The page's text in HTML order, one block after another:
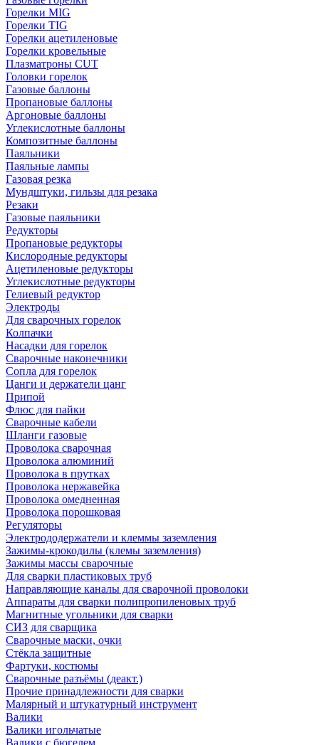
Горелки MIG
Горелки TIG
Горелки ацетиленовые
Горелки кровельные
Плазматроны CUT
Головки горелок
Газовые баллоны
Пропановые баллоны
Аргоновые баллоны
Углекислотные баллоны
Композитные баллоны
Паяльники
Паяльные лампы
Газовая резка
Мундштуки, гильзы для резака
Резаки
Газовые паяльники
Редукторы
Пропановые редукторы
Кислородные редукторы
Ацетиленовые редукторы
Углекислотные редукторы
Гелиевый редуктор
Электроды
Для сварочных горелок
Колпачки
Насадки для горелок
Сварочные наконечники
Сопла для горелок
Цанги и держатели цанг
Припой
Флюс для пайки
Сварочные кабели
Шланги газовые
Проволока сварочная
Проволока алюминий
Проволока в прутках
Проволока нержавейка
Проволока омедненная
Проволока порошковая
Регуляторы
Электрододержатели и клеммы заземления
Зажимы-крокодилы (клемы заземления)
Зажимы массы сварочные
Для сварки пластиковых труб
Направляющие каналы для сварочной проволоки
Аппараты для сварки полипропиленовых труб
Магнитные угольники для сварки
СИЗ для сварщика
Сварочные маски, очки
Стёкла защитные
Фартуки, костюмы
Сварочные разъёмы (деакт.)
Прочие принадлежности для сварки
Малярный и штукатурный инструмент
Валики
Валики игольчатые
Валики с бюгелем